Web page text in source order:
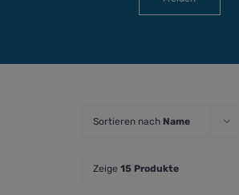
Sortieren nach Name
Zeige 15 Produkte